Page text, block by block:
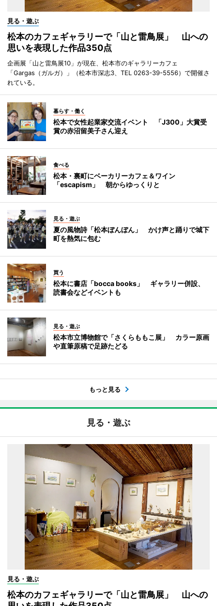
見る・遊ぶ
松本のカフェギャラリーで「山と雷鳥展」 山への
思いを表現した作品350点
企画展「山と雷鳥展10」が現在、松本市のギャラリーカフェ
「Gargas（ガルガ）」（松本市深志3、TEL 0263-39-5556）で開催さ
れている。
暮らす・働く
松本で女性起業家交流イベント 「J300」大賞受
賞の赤沼留美子さん迎え
食べる
松本・裏町にベーカリーカフェ＆ワイン
「escapism」 朝からゆっくりと
見る・遊ぶ
夏の風物詩「松本ぼんぼん」 かけ声と踊りで城下
町を熱気に包む
買う
松本に書店「bocca books」 ギャラリー併設、
読書会などイベントも
見る・遊ぶ
松本市立博物館で「さくらももこ展」 カラー原画
や直筆原稿で足跡たどる
もっと見る
見る・遊ぶ
見る・遊ぶ
松本のカフェギャラリーで「山と雷鳥展」 山への